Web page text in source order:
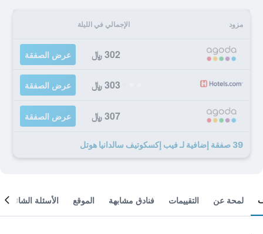
مزود الإجمالي في الليلة
302 ﷼ عرض الصفقة
303 ﷼ عرض الصفقة
307 ﷼ عرض الصفقة
39 صفقة إضافية لـ فيب إكسكوتيف سالدانيا هوتل
لمحة عن التقييمات فنادق مشابهة الموقع الأسئلة الشائعة